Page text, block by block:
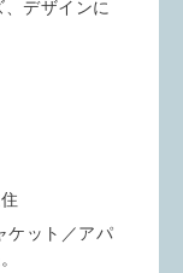
デザインに
ケット／アパ